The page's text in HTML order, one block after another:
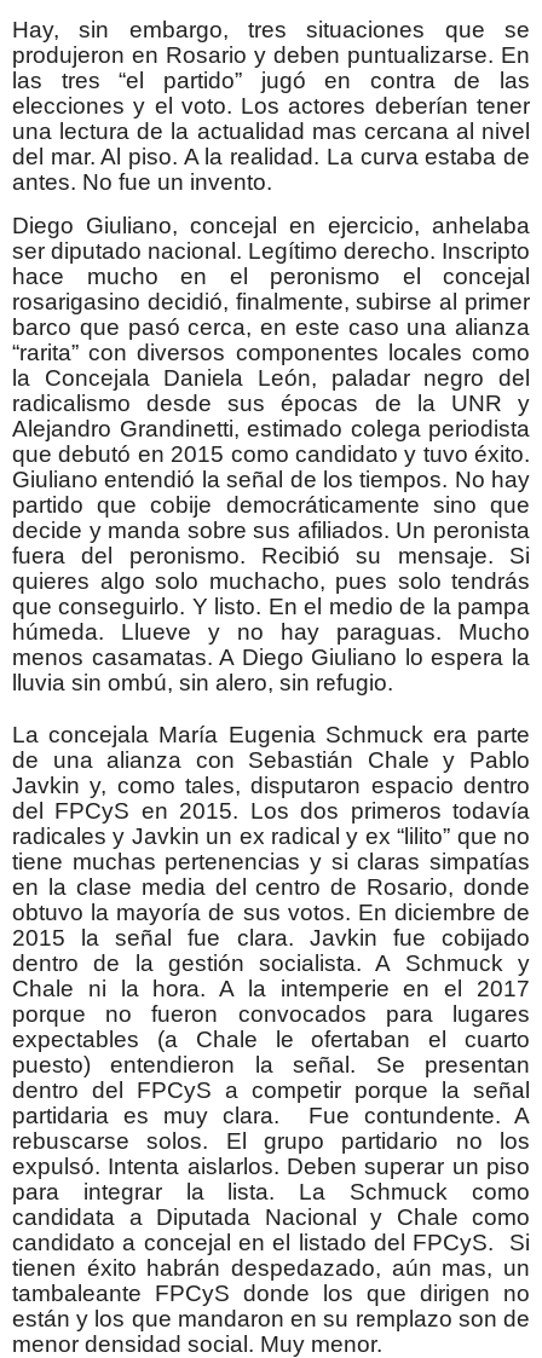
Hay, sin embargo, tres situaciones que se
produjeron en Rosario y deben puntualizarse. En
las tres “el partido” jugó en contra de las
elecciones y el voto. Los actores deberían tener
una lectura de la actualidad mas cercana al nivel
del mar. Al piso. A la realidad. La curva estaba de
antes. No fue un invento.
Diego Giuliano, concejal en ejercicio, anhelaba
ser diputado nacional. Legítimo derecho. Inscripto
hace mucho en el peronismo el concejal
rosarigasino decidió, finalmente, subirse al primer
barco que pasó cerca, en este caso una alianza
“rarita” con diversos componentes locales como
la Concejala Daniela León, paladar negro del
radicalismo desde sus épocas de la UNR y
Alejandro Grandinetti, estimado colega periodista
que debutó en 2015 como candidato y tuvo éxito.
Giuliano entendió la señal de los tiempos. No hay
partido que cobije democráticamente sino que
decide y manda sobre sus afiliados. Un peronista
fuera del peronismo. Recibió su mensaje. Si
quieres algo solo muchacho, pues solo tendrás
que conseguirlo. Y listo. En el medio de la pampa
húmeda. Llueve y no hay paraguas. Mucho
menos casamatas. A Diego Giuliano lo espera la
lluvia sin ombú, sin alero, sin refugio.
La concejala María Eugenia Schmuck era parte
de una alianza con Sebastián Chale y Pablo
Javkin y, como tales, disputaron espacio dentro
del FPCyS en 2015. Los dos primeros todavía
radicales y Javkin un ex radical y ex “lilito” que no
tiene muchas pertenencias y si claras simpatías
en la clase media del centro de Rosario, donde
obtuvo la mayoría de sus votos. En diciembre de
2015 la señal fue clara. Javkin fue cobijado
dentro de la gestión socialista. A Schmuck y
Chale ni la hora. A la intemperie en el 2017
porque no fueron convocados para lugares
expectables (a Chale le ofertaban el cuarto
puesto) entendieron la señal. Se presentan
dentro del FPCyS a competir porque la señal
partidaria es muy clara. Fue contundente. A
rebuscarse solos. El grupo partidario no los
expulsó. Intenta aislarlos. Deben superar un piso
para integrar la lista. La Schmuck como
candidata a Diputada Nacional y Chale como
candidato a concejal en el listado del FPCyS. Si
tienen éxito habrán despedazado, aún mas, un
tambaleante FPCyS donde los que dirigen no
están y los que mandaron en su remplazo son de
menor densidad social. Muy menor.